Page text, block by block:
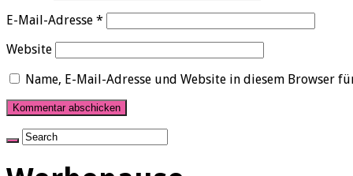
E-Mail-Adresse *
Website
Name, E-Mail-Adresse und Website in diesem Browser